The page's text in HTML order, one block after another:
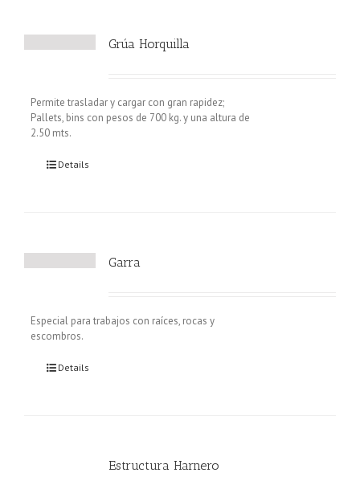
Grúa Horquilla
Permite trasladar y cargar con gran rapidez;
Pallets, bins con pesos de 700 kg. y una altura de
2.50 mts.
Details
Garra
Especial para trabajos con raíces, rocas y
escombros.
Details
Estructura Harnero